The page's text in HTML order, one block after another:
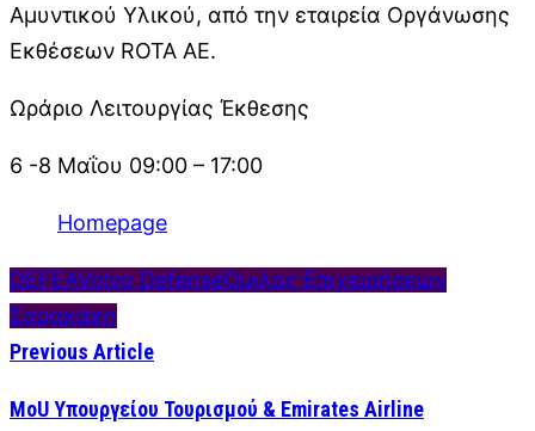
Αμυντικού Υλικού, από την εταιρεία Οργάνωσης
Εκθέσεων ROTA AE.
Ωράριο Λειτουργίας Έκθεσης
6 -8 Μαΐου 09:00 – 17:00
Homepage
DEFEAVolvo DefenseΌμιλος Επιχειρήσεων
Σαρακάκη
Previous Article
MoU Υπουργείου Τουρισμού & Emirates Airline